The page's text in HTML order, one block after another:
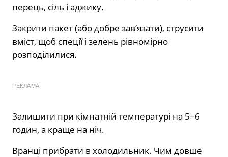
перець, сіль і аджику.
Закрити пакет (або добре зав’язати), струсити
вміст, щоб спеції і зелень рівномірно
розподілилися.
РЕКЛАМА
Залишити при кімнатній температурі на 5−6
годин, а краще на ніч.
Вранці прибрати в холодильник. Чим довше